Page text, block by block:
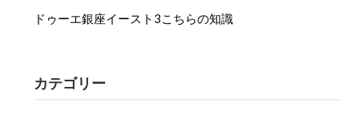
ドゥーエ銀座イースト3こちらの知識
カテゴリー